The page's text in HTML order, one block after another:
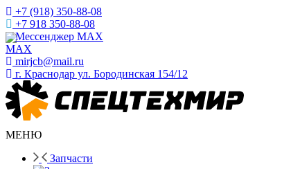
+7 (918) 350-88-08
+7 918 350-88-08
Мессенджер MAX
mirjcb@mail.ru
г. Краснодар ул. Бородинская 154/12
МЕНЮ
Запчасти